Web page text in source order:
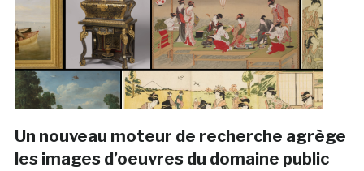
Un nouveau moteur de recherche agrège
les images d’oeuvres du domaine public